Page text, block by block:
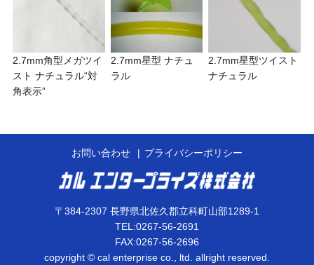
2.7mm角型メガツイ
スト ナチュラル“対
角表示”
2.7mm星型 ナチュ
ラル
2.7mm星型ツイスト
ナチュラル
お問い合わせ プライバシーポリシー
〒384-2307 長野県北佐久郡立科町山部1289-1
TEL:0267-56-2691
FAX:0267-56-2696
copyright © cal enterprise co., ltd. allright reserved.